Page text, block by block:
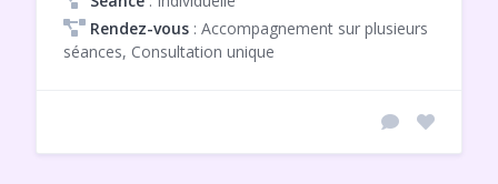
Rendez-vous : Accompagnement sur plusieurs
séances, Consultation unique